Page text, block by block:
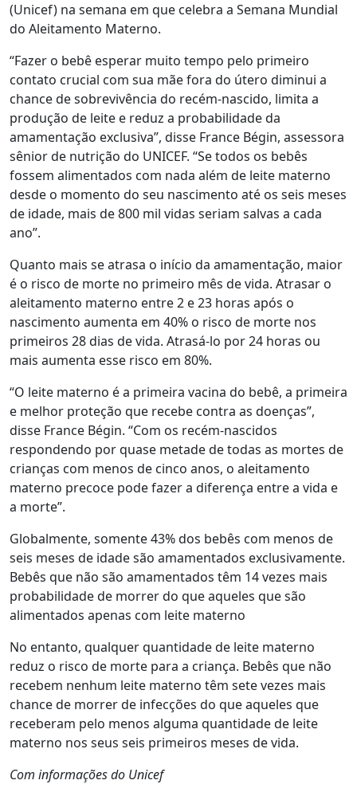
(Unicef) na semana em que celebra a Semana Mundial
do Aleitamento Materno.
“Fazer o bebê esperar muito tempo pelo primeiro
contato crucial com sua mãe fora do útero diminui a
chance de sobrevivência do recém-nascido, limita a
produção de leite e reduz a probabilidade da
amamentação exclusiva”, disse France Bégin, assessora
sênior de nutrição do UNICEF. “Se todos os bebês
fossem alimentados com nada além de leite materno
desde o momento do seu nascimento até os seis meses
de idade, mais de 800 mil vidas seriam salvas a cada
ano”.
Quanto mais se atrasa o início da amamentação, maior
é o risco de morte no primeiro mês de vida. Atrasar o
aleitamento materno entre 2 e 23 horas após o
nascimento aumenta em 40% o risco de morte nos
primeiros 28 dias de vida. Atrasá-lo por 24 horas ou
mais aumenta esse risco em 80%.
“O leite materno é a primeira vacina do bebê, a primeira
e melhor proteção que recebe contra as doenças”,
disse France Bégin. “Com os recém-nascidos
respondendo por quase metade de todas as mortes de
crianças com menos de cinco anos, o aleitamento
materno precoce pode fazer a diferença entre a vida e
a morte”.
Globalmente, somente 43% dos bebês com menos de
seis meses de idade são amamentados exclusivamente.
Bebês que não são amamentados têm 14 vezes mais
probabilidade de morrer do que aqueles que são
alimentados apenas com leite materno
No entanto, qualquer quantidade de leite materno
reduz o risco de morte para a criança. Bebês que não
recebem nenhum leite materno têm sete vezes mais
chance de morrer de infecções do que aqueles que
receberam pelo menos alguma quantidade de leite
materno nos seus seis primeiros meses de vida.
Com informações do Unicef